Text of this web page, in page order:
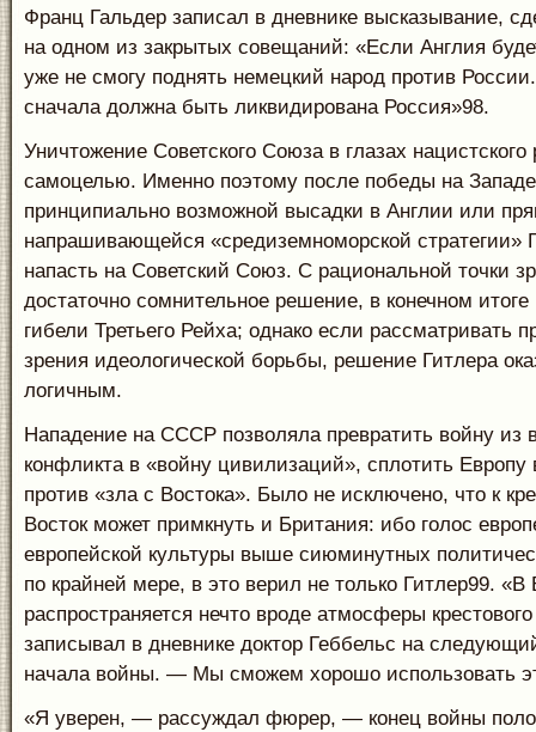
Франц Гальдер записал в дневнике высказывание,
на одном из закрытых совещаний: «Если Англия
уже не смогу поднять немецкий народ против
сначала должна быть ликвидирована Россия»98.
Уничтожение Советского Союза в глазах
самоцелью. Именно поэтому после победы на
принципиально возможной высадки в Англии или
напрашивающейся «средиземноморской стратегии»
напасть на Советский Союз. С рациональной точки
достаточно сомнительное решение, в конечном
гибели Третьего Рейха; однако если рассматривать
зрения идеологической борьбы, решение Гитлера
логичным.
Нападение на СССР позволяла превратить войну из
конфликта в «войну цивилизаций», сплотить Европу
против «зла с Востока». Было не исключено, что к
Восток может примкнуть и Британия: ибо голос
европейской культуры выше сиюминутных
по крайней мере, в это верил не только Гитлер99. «В
распространяется нечто вроде атмосферы
записывал в дневнике доктор Геббельс на
начала войны. — Мы сможем хорошо использовать
«Я уверен, — рассуждал фюрер, — конец войны